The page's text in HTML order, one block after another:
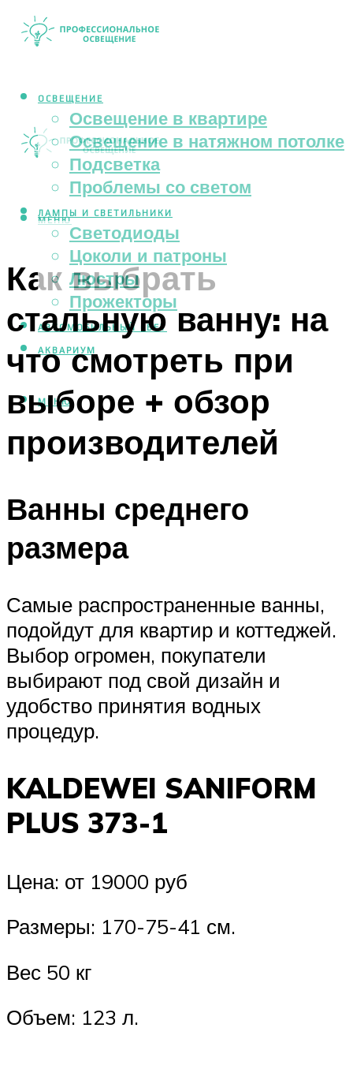
ОСВЕЩЕНИЕ
Освещение в квартире
Освещение в натяжном потолке
Подсветка
Проблемы со светом
ЛАМПЫ И СВЕТИЛЬНИКИ
Светодиоды
Цоколи и патроны
Люстры
Прожекторы
АВТОМОБИЛЬНЫЙ СВЕТ
АКВАРИУМ
МЕНЮ
МЕНЮ
Как выбрать
стальную ванну: на
что смотреть при
выборе + обзор
производителей
Ванны среднего
размера
Самые распространенные ванны,
подойдут для квартир и коттеджей.
Выбор огромен, покупатели
выбирают под свой дизайн и
удобство принятия водных
процедур.
KALDEWEI SANIFORM
PLUS 373-1
Цена: от 19000 руб
Размеры: 170-75-41 см.
Вес 50 кг
Объем: 123 л.